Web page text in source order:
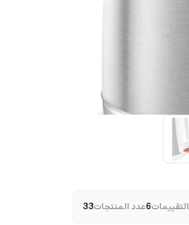
التقييمات6عدد المنتجات33